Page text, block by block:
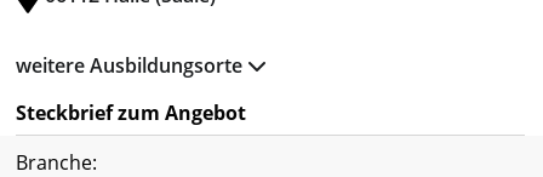
weitere Ausbildungsorte
Steckbrief zum Angebot
Branche: